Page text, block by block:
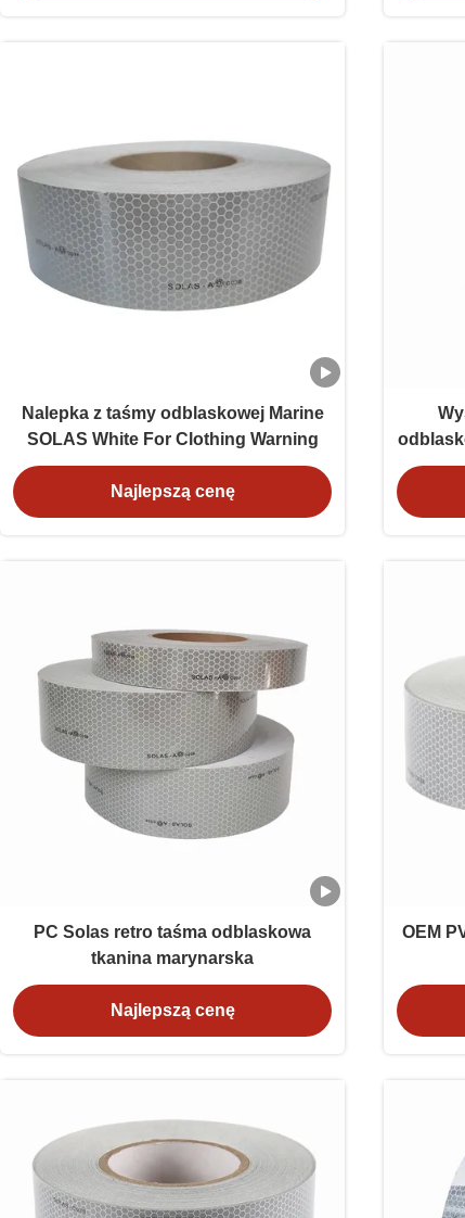
Nalepka z taśmy odblaskowej Marine
SOLAS White For Clothing Warning
Najlepszą cenę
PC Solas retro taśma odblaskowa
tkanina marynarska
Najlepszą cenę
OEM